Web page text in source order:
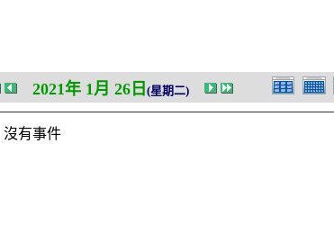
2021年 1月 26日 (星期二)
沒有事件